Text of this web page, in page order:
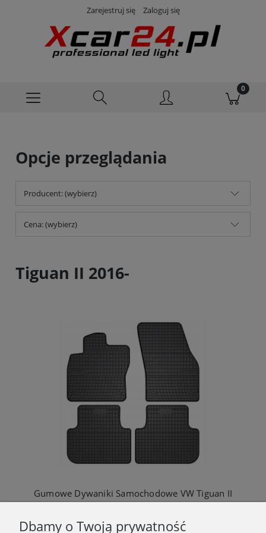
Zarejestruj się Zaloguj się
Opcje przeglądania
Producent: (wybierz)
Cena: (wybierz)
Tiguan II 2016-
Gumowe Dywaniki Samochodowe VW Tiguan II
Dbamy o Twoją prywatność